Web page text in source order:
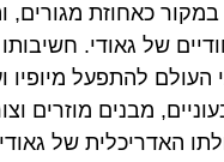
כאחוזת מגורים,
של גאודי.
להתפעל מיופיו
מבנים מוזרים
האדריכלית של